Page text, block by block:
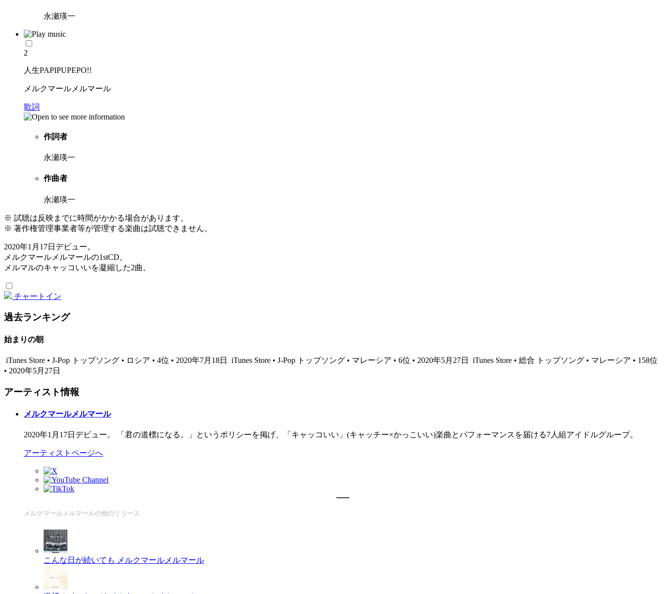
永瀬瑛一
2
人生PAPIPUPEPO!!
メルクマールメルマール
歌詞
作詞者
永瀬瑛一
作曲者
永瀬瑛一
※ 試聴は反映までに時間がかかる場合があります。
※ 著作権管理事業者等が管理する楽曲は試聴できません。
2020年1月17日デビュー。
メルクマールメルマールの1stCD。
メルマルのキャッコいいを凝縮した2曲。
チャートイン
過去ランキング
始まりの朝
iTunes Store • J-Pop トップソング • ロシア • 4位 • 2020年7月18日 iTunes Store • J-Pop トップソング • マレーシア • 6位 • 2020年5月27日
iTunes Store • 総合 トップソング • マレーシア • 158位
• 2020年5月27日
アーティスト情報
メルクマールメルマール
2020年1月17日デビュー。 「君の道標になる。」というポリシーを掲げ、「キャッコいい」(キャッチー×かっこいい)楽曲とパフォーマンスを届ける7人組アイドルグループ。
アーティストページへ
メルクマールメルマールの他のリリース
こんな日が続いても メルクマールメルマール